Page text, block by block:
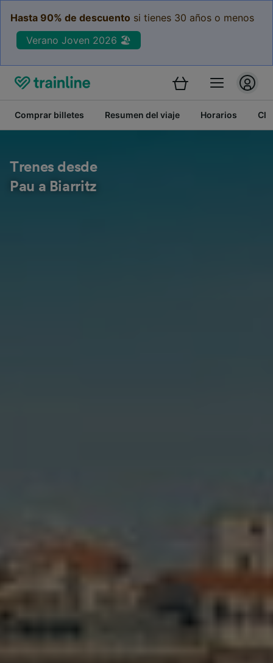
Hasta 90% de descuento si tienes 30 años o menos
Verano Joven 2026 🏖️
Comprar billetes Resumen del viaje Horarios
Trenes desde
Pau a Biarritz